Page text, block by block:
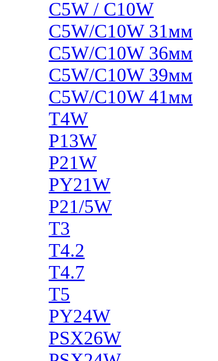
C5W / C10W
C5W/C10W 31мм
C5W/C10W 36мм
C5W/C10W 39мм
C5W/C10W 41мм
T4W
P13W
P21W
PY21W
P21/5W
T3
T4.2
T4.7
T5
PY24W
PSX26W